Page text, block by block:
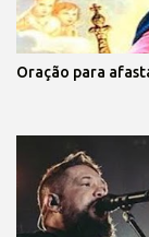
Oração para